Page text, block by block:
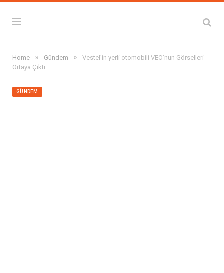
Home » Gündem »
Vestel’in yerli otomobili VEO’nun Görselleri
Ortaya Çıktı
GÜNDEM